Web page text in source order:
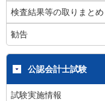
検査結果等の取りまとめ
勧告
公認会計士試験
試験実施情報